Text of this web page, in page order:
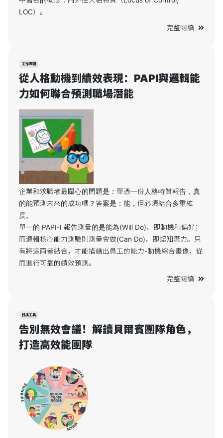
LOC）。
完整閱讀
工作表現
從人格動機到績效表現：PAPI與邏輯能
力如何聯合預測職場潛能
企業和求職者最關心的問題是：單憑一份人格特質報告，真
的能預測未來的成功嗎？答案是：能，但必須結合多重維
度。
單一的 PAPI-I 報告測量的是能為(Will Do)，即動機和偏好；
而邏輯核心能力測驗則測量會做(Can Do)，即認知潛力。只
有將這兩者結合，才能描繪出員工的能力-動機綜合畫像，從
而進行可靠的績效預測。
完整閱讀
性格工具
告別無效會議！解讀貝爾賓團隊角色，
打造高效能團隊